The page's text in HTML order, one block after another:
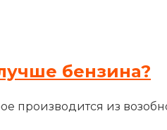
бензина?
производится из